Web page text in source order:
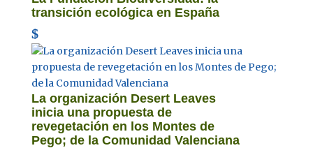
transición ecológica en España
La organización Desert Leaves
inicia una propuesta de
revegetación en los Montes de
Pego; de la Comunidad Valenciana